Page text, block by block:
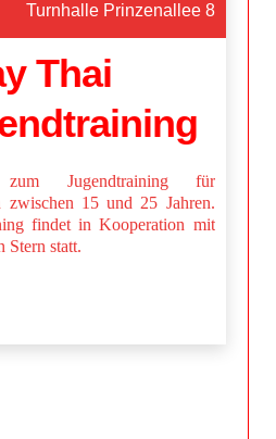
Turnhalle Prinzenallee 8
Thai
Jugendtraining für
zwischen 15 und 25 Jahren.
findet in Kooperation mit
Stern statt.